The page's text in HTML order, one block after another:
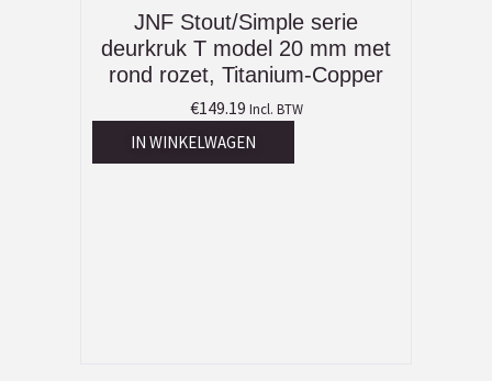
JNF Stout/Simple serie
deurkruk T model 20 mm met
rond rozet, Titanium-Copper
€149.19 Incl. BTW
IN WINKELWAGEN